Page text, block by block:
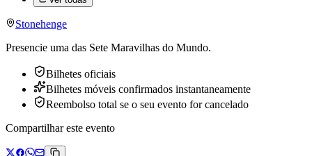
Stonehenge
Presencie uma das Sete Maravilhas do Mundo.
Bilhetes oficiais
Bilhetes móveis confirmados instantaneamente
Reembolso total se o seu evento for cancelado
Compartilhar este evento